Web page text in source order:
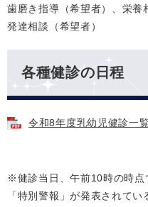
歯磨き指導（希望者）、栄養
発達相談（希望者）
各種健診の日程
令和8年度乳幼児健診一
※健診当日、午前10時の時点
「特別警報」が発表されて